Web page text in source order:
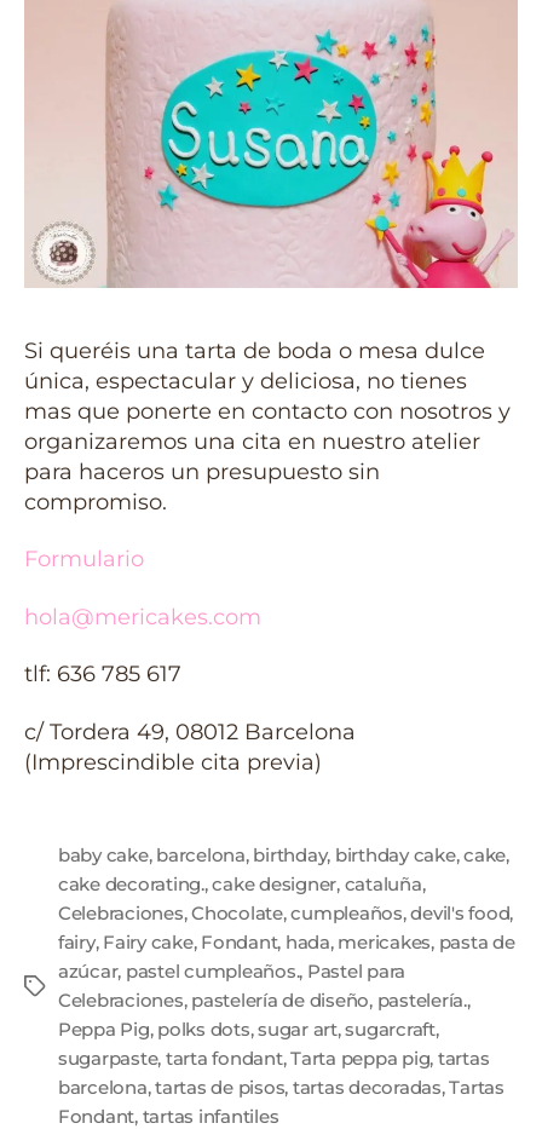
Si queréis una tarta de boda o mesa dulce
única, espectacular y deliciosa, no tienes
mas que ponerte en contacto con nosotros y
organizaremos una cita en nuestro atelier
para haceros un presupuesto sin
compromiso.
Formulario
hola@mericakes.com
tlf: 636 785 617
c/ Tordera 49, 08012 Barcelona
(Imprescindible cita previa)
baby cake, barcelona, birthday, birthday cake,cake,
cake decorating.,cake designer, cataluña,
Celebraciones,Chocolate,cumpleaños,devil's food,
fairy, Fairy cake, Fondant, hada, mericakes, pasta de
azúcar, pastel cumpleaños., Pastel para
Celebraciones, pastelería de diseño, pastelería.,
Peppa Pig, polks dots,sugar art,sugarcraft,
sugarpaste, tarta fondant,Tarta peppa pig, tartas
barcelona,tartas de pisos, tartas decoradas,Tartas
Fondant, tartas infantiles